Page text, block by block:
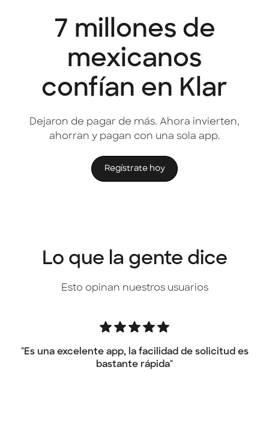
7 millones de
mexicanos
confían en Klar
Dejaron de pagar de más. Ahora invierten,
ahorran y pagan con una sola app.
Regístrate hoy
Lo que la gente dice
Esto opinan nuestros usuarios
"Es una excelente app, la facilidad de solicitud es
bastante rápida"